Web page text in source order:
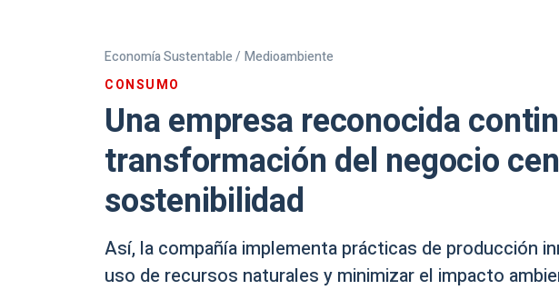
Economía Sustentable / Medioambiente
CONSUMO
Una empresa reconocida
transformación del negocio
sostenibilidad
Así, la compañía implementa prácticas de producción
uso de recursos naturales y minimizar el impacto